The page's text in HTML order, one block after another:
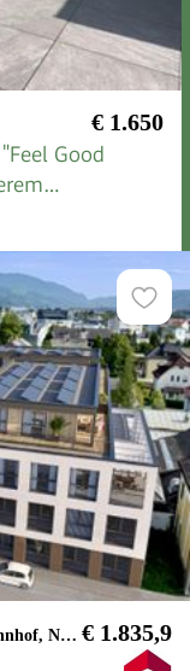
€ 1.650
Good
€ 1.835,9